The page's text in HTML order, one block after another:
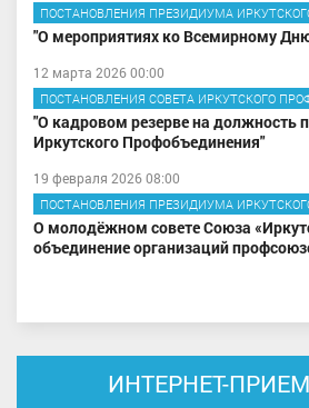
ПОСТАНОВЛЕНИЯ ПРЕЗИДИУМА
"О мероприятиях ко Всемирному
12 марта 2026 00:00
ПОСТАНОВЛЕНИЯ СОВЕТА ИРКУТСКОГО
"О кадровом резерве на должность
Иркутского Профобъединения"
19 февраля 2026 08:00
ПОСТАНОВЛЕНИЯ ПРЕЗИДИУМА
О молодёжном совете Союза
объединение организаций
ИНТЕРНЕТ-